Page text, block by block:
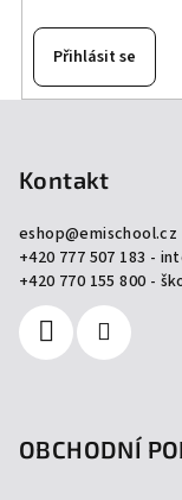
Přihlásit se
Kontakt
eshop@emischool.cz
+420 777 507 183 -
+420 770 155 800 -
OBCHODNÍ